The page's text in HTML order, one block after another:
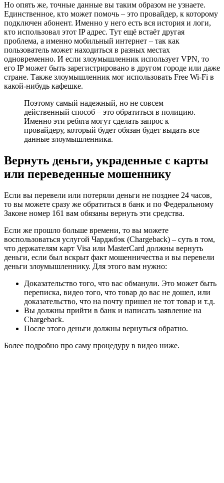
Но опять же, точные данные вы таким образом не узнаете.
Единственное, кто может помочь – это провайдер, к которому
подключен абонент. Именно у него есть вся история и логи,
кто использовал этот IP адрес. Тут ещё встаёт другая
проблема, а именно мобильный интернет – так как
пользователь может находиться в разных местах
одновременно. И если злоумышленник использует VPN, то
его IP может быть зарегистрировано в другом городе или даже
стране. Также злоумышленник мог использовать Free Wi-Fi в
какой-нибудь кафешке.
Поэтому самый надежный, но не совсем
действенный способ – это обратиться в полицию.
Именно эти ребята могут сделать запрос к
провайдеру, который будет обязан будет выдать все
данные злоумышленника.
Вернуть деньги, украденные с карты
или переведенные мошеннику
Если вы перевели или потеряли деньги не позднее 24 часов,
то вы можете сразу же обратиться в банк и по Федеральному
Законе номер 161 вам обязаны вернуть эти средства.
Если же прошло больше времени, то вы можете
воспользоваться услугой Чарджбэк (Chargeback) – суть в том,
что держателям карт Visa или MasterCard должны вернуть
деньги, если был вскрыт факт мошенничества и вы перевели
деньги злоумышленнику. Для этого вам нужно:
Доказательство того, что вас обманули. Это может быть
переписка, видео того, что товар до вас не дошел, или
доказательство, что на почту пришел не тот товар и т.д.
Вы должны прийти в банк и написать заявление на
Chargeback.
После этого деньги должны вернуться обратно.
Более подробно про саму процедуру в видео ниже.